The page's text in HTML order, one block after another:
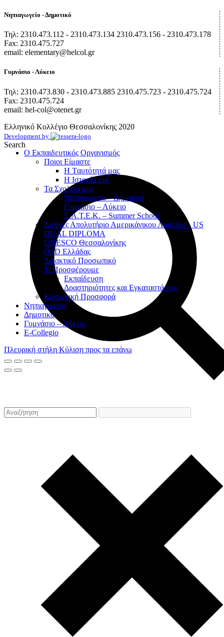
Νηπιαγωγείο - Δημοτικό
Τηλ: 2310.473.112 - 2310.473.134 2310.473.156 - 2310.473.178
Fax: 2310.475.727
email: elementary@helcol.gr
Γυμνάσιο - Λύκειο
Τηλ: 2310.473.830 - 2310.473.885 2310.475.723 - 2310.475.724
Fax: 2310.475.724
email: hel-col@otenet.gr
Ελληνικό Κολλέγιο Θεσσαλονίκης 2020
Development by
Search
Ο Εκπαιδευτικός Οργανισμός
Ποιοι Είμαστε
Η Tαυτότητά μας
Η Ιστορία μας
Τα Σχολεία μας
Νηπιαγωγείο – Δημοτικό
Γυμνάσιο – Λύκειο
Ε.Α.Τ.Ε.Κ. – Summer School
Διεθνές Απολυτήριο Αμερικάνικου Λυκείου – US
DUAL DIPLOMA
UNESCO Θεσσαλονίκης
ÖSD Ελλάδας
Διδακτικό Προσωπικό
Τι Προσφέρουμε
Eκπαίδευση
Δραστηριότητες και Εγκαταστάσεις
Κοινωνική Προσφορά
Νηπιαγωγείο
Δημοτικό
Γυμνάσιο – Λύκειο
E-Collegio
Πλευρική στήλη Κύλιση προς τα επάνω